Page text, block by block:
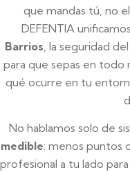
que mandas tú, no
DEFENTIA
Barrios , la seguridad
para que sepas en
qué ocurre en tu
No hablamos solo de
medible: menos puntos
profesional a tu lado